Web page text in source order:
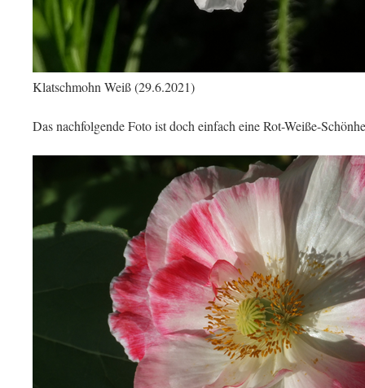
Klatschmohn Weiß (29.6.2021)
Das nachfolgende Foto ist doch einfach eine Rot-Weiße-